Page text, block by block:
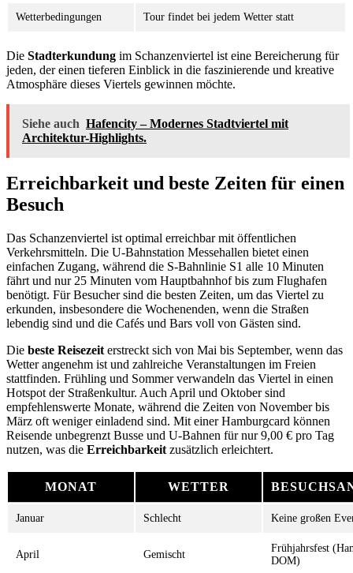
Wetterbedingungen Tour findet bei jedem Wetter statt
Die Stadterkundung im Schanzenviertel ist eine Bereicherung für
jeden, der einen tieferen Einblick in die faszinierende und kreative
Atmosphäre dieses Viertels gewinnen möchte.
Siehe auch Hafencity – Modernes Stadtviertel mit
Architektur-Highlights.
Erreichbarkeit und beste Zeiten für einen
Besuch
Das Schanzenviertel ist optimal erreichbar mit öffentlichen
Verkehrsmitteln. Die U-Bahnstation Messehallen bietet einen
einfachen Zugang, während die S-Bahnlinie S1 alle 10 Minuten
fährt und nur 25 Minuten vom Hauptbahnhof bis zum Flughafen
benötigt. Für Besucher sind die besten Zeiten, um das Viertel zu
erkunden, insbesondere die Wochenenden, wenn die Straßen
lebendig sind und die Cafés und Bars voll von Gästen sind.
Die beste Reisezeit erstreckt sich von Mai bis September, wenn das
Wetter angenehm ist und zahlreiche Veranstaltungen im Freien
stattfinden. Frühling und Sommer verwandeln das Viertel in einen
Hotspot der Straßenkultur. Auch April und Oktober sind
empfehlenswerte Monate, während die Zeiten von November bis
März oft weniger einladend sind. Mit einer Hamburgcard können
Reisende unbegrenzt Busse und U-Bahnen für nur 9,00 € pro Tag
nutzen, was die Erreichbarkeit zusätzlich erleichtert.
MONAT WETTER
Januar Schlecht Keine großen
April Gemischt
Frühjahrsfest
DOM)